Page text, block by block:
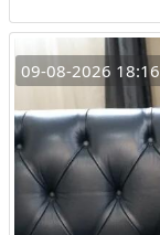
09-08-2026 18:16